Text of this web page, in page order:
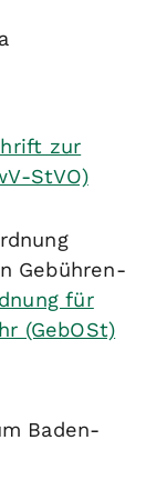
zur
StVO)
Gebühren-
für
(GebOSt)
Baden-